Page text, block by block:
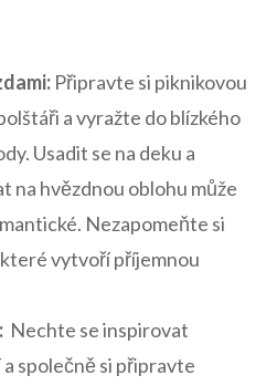
Připravte⁤ si piknikovou
a vyražte do⁢ blízkého
Usadit ‌se na deku a
na hvězdnou oblohu může
Nezapomeňte si
vytvoří příjemnou
⁢ Nechte se ​inspirovat
společně si připravte